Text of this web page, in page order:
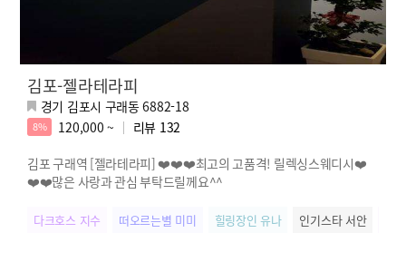
김포-젤라테라피
경기 김포시 구래동 6882-18
8% 120,000 ~ 리뷰 132
김포 구래역 [젤라테라피] ❤️❤️❤️최고의 고품격! 릴렉싱스웨디시❤️
❤️❤️많은 사랑과 관심 부탁드릴께요^^
다크호스 지수 떠오르는별 미미 힐링장인 유나 인기스타 서안